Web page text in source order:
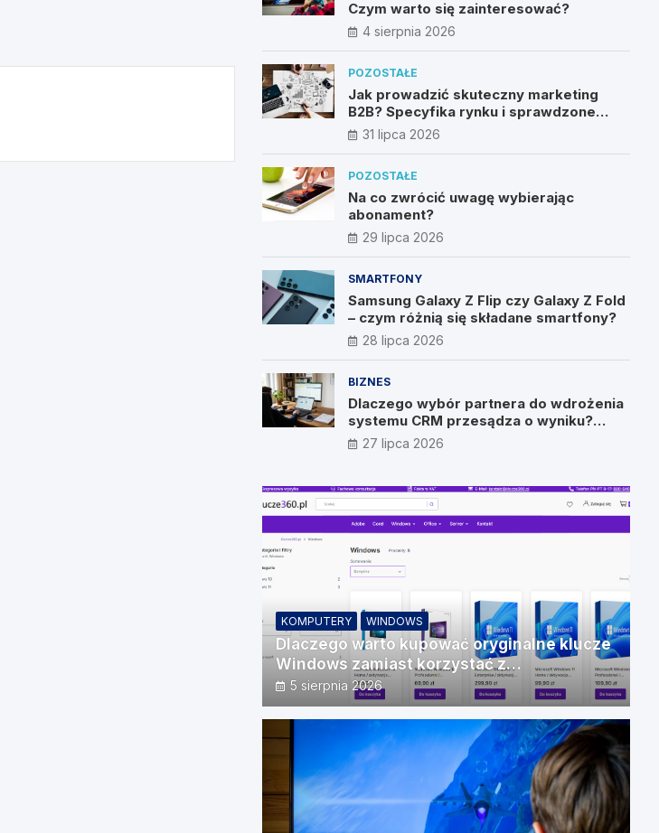
Czym warto się zainteresować?
4 sierpnia 2026
POZOSTAŁE
Jak prowadzić skuteczny marketing
B2B? Specyfika rynku i sprawdzone
metody
31 lipca 2026
POZOSTAŁE
Na co zwrócić uwagę wybierając
abonament?
29 lipca 2026
SMARTFONY
Samsung Galaxy Z Flip czy Galaxy Z Fold
– czym różnią się składane smartfony?
28 lipca 2026
BIZNES
Dlaczego wybór partnera do wdrożenia
systemu CRM przesądza o wyniku?
Wywiad z Pawłem Prymakowskim, CEO
IT Vision
27 lipca 2026
KOMPUTERY WINDOWS
Dlaczego warto kupować oryginalne klucze
Windows zamiast korzystać z
nieautoryzowanych źródeł?
5 sierpnia 2026